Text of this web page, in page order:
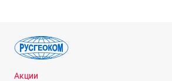
Акции